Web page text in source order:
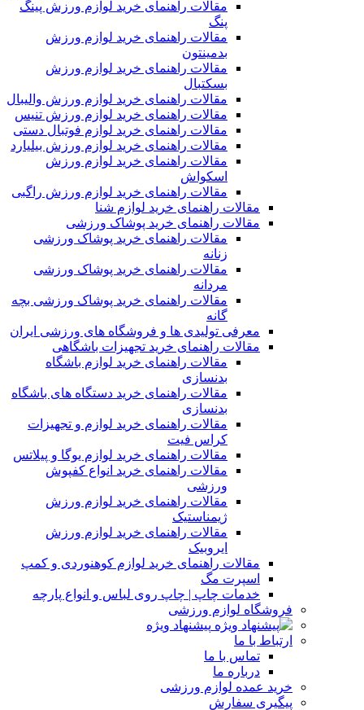
مقالات راهنمای خرید لوازم ورزش پینگ
پنگ
مقالات راهنمای خرید لوازم ورزش
بدمینتون
مقالات راهنمای خرید لوازم ورزش
بسکتبال
مقالات راهنمای خرید لوازم ورزش والیبال
مقالات راهنمای خرید لوازم ورزش تنیس
مقالات راهنمای خرید لوازم فوتبال دستی
مقالات راهنمای خرید لوازم ورزش بیلیارد
مقالات راهنمای خرید لوازم ورزش
اسکواش
مقالات راهنمای خرید لوازم ورزش راگبی
مقالات راهنمای خرید لوازم شنا
مقالات راهنمای خرید پوشاک ورزشی
مقالات راهنمای خرید پوشاک ورزشی
زنانه
مقالات راهنمای خرید پوشاک ورزشی
مردانه
مقالات راهنمای خرید پوشاک ورزشی بچه
گانه
معرفی تولیدی ها و فروشگاه های ورزشی ایران
مقالات راهنمای خرید تجهیزات باشگاهی
مقالات راهنمای خرید لوازم باشگاه
بدنسازی
مقالات راهنمای خرید دستگاه های باشگاه
بدنسازی
مقالات راهنمای خرید لوازم و تجهیزات
کراس فیت
مقالات راهنمای خرید لوازم یوگا و پیلاتس
مقالات راهنمای خرید انواع کفپوش
ورزشی
مقالات راهنمای خرید لوازم ورزش
ژیمناستیک
مقالات راهنمای خرید لوازم ورزش
ایروبیک
مقالات راهنمای خرید لوازم کوهنوردی و کمپ
اسپرت مگ
خدمات چاپ | چاپ روی لباس و انواع پارچه
فروشگاه لوازم ورزشی
پیشنهاد ویژه
ارتباط با ما
تماس با ما
درباره ما
خرید عمده لوازم ورزشی
پیگیری سفارش